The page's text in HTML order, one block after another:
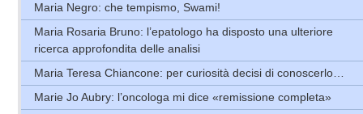
Maria Negro: che tempismo, Swami!
Maria Rosaria Bruno: l’epatologo ha disposto una ulteriore
ricerca approfondita delle analisi
Maria Teresa Chiancone: per curiosità decisi di conoscerlo…
Marie Jo Aubry: l’oncologa mi dice «remissione completa»